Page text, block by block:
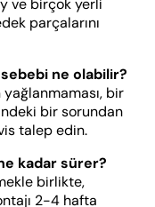
parçalarını
ne olabilir?
bir
bir sorundan
talep edin.
kadar sürer?
birlikte,
2-4 hafta